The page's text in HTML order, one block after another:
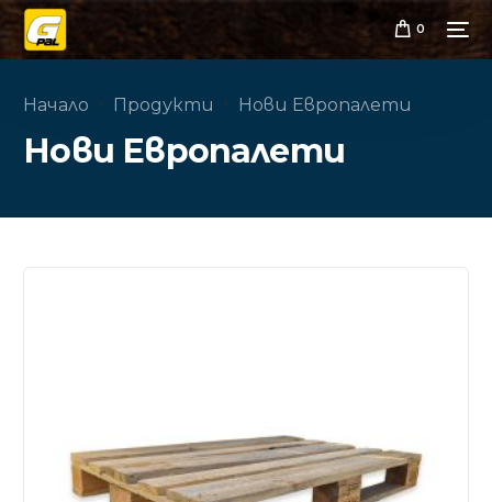
0
Начало Продукти Нови Европалети
Нови Европалети